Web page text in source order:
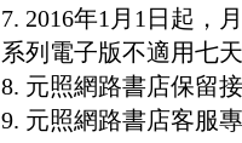
7. 2016年1月1日起，
系列電子版不適用七
8. 元照網路書店保留
9. 元照網路書店客服